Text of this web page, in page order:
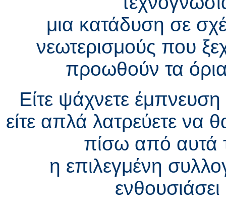
μια κατάδυση σε
νεωτερισμούς που
προωθούν τα
Είτε ψάχνετε
είτε απλά λατρεύετε να
πίσω από αυτά
η επιλεγμένη